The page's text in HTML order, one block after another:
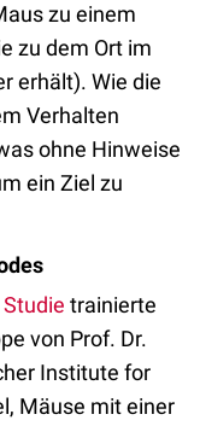
zu einem
zu dem Ort im
erhält). Wie die
Verhalten
ohne Hinweise
ein Ziel zu
Studie trainierte
von Prof. Dr.
Institute for
Mäuse mit einer